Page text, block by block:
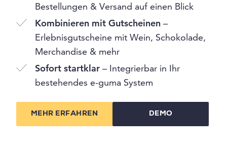
Bestellungen & Versand auf einen Blick
Kombinieren mit Gutscheinen –
Erlebnisgutscheine mit Wein, Schokolade,
Merchandise & mehr
Sofort startklar – Integrierbar in Ihr
bestehendes e-guma System
MEHR ERFAHREN DEMO